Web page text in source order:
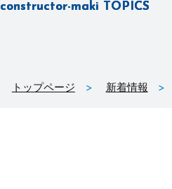
constructor-maki TOPICS
トップページ 新着情報